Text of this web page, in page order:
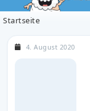
Startseite
4. August 2020